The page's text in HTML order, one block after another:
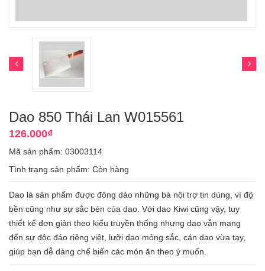
Dao 850 Thái Lan W015561
126.000₫
Mã sản phẩm: 03003114
Tình trạng sản phẩm: Còn hàng
Dao là sản phẩm được đông dảo những bà nội trợ tin dùng, vì độ
bền cũng như sự sắc bén của dao. Với dao Kiwi cũng vậy, tuy
thiết kế đơn giản theo kiểu truyền thống nhưng dao vẫn mang
đến sự độc đáo riêng việt, lưỡi dao mỏng sắc, cán dao vừa tay,
giúp bạn dễ dàng chế biến các món ăn theo ý muốn.